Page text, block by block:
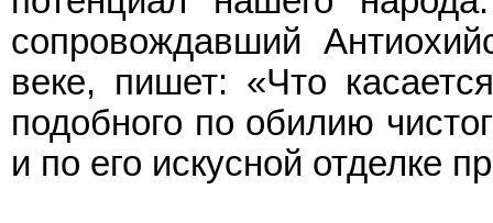
сопровождавший
веке, пишет: «Что
подобного по обилию
и по его искусной отделке